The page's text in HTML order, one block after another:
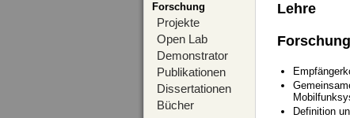
Forschung
Projekte
Open Lab
Demonstrator
Publikationen
Dissertationen
Bücher
Lehre
Forschung
Definition